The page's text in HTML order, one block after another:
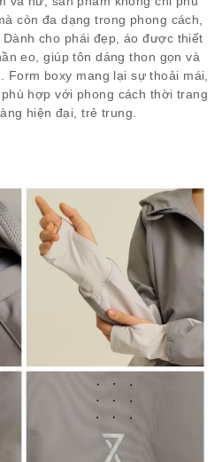
còn đa dạng trong phong cách,
cho phái đẹp, áo được thiết
eo, giúp tôn dáng thon gọn và
Form boxy mang lại sự thoải mái,
hợp với phong cách thời trang
hiện đại, trẻ trung.